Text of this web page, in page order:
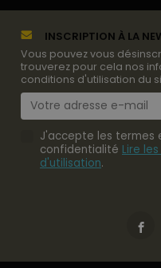
INSCRIPTION À LA
Vous pouvez vous
trouverez pour cela nos
conditions d'utilisation du
J'accepte les termes
confidentialité Lire
d'utilisation.